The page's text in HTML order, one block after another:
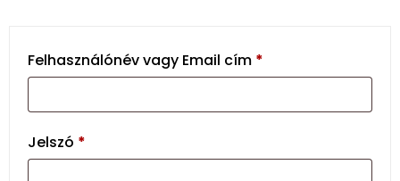
Felhasználónév vagy Email cím *
Jelszó *